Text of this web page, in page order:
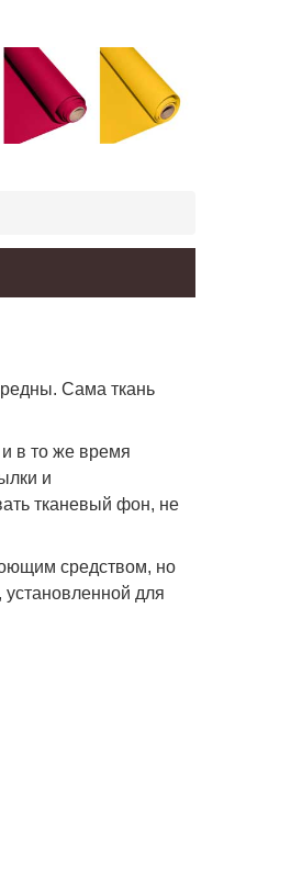
Сама ткань
в то же время
и
тканевый фон, не
средством, но
установленной для